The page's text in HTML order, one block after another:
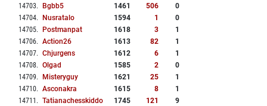
14703. Bgbb5 1461 506
0
14704. Nusratalo 1594 1
0
14705. Postmanpat 1618 3
1
14706. Action26 1613 82
1
14707. Chjurgens 1612 6
1
14708. Olgad 1585 2
0
14709. Misteryguy 1621 25
1
14710. Asconakra 1615 8
1
14711 . Tatianachesskiddo 1745 121
9